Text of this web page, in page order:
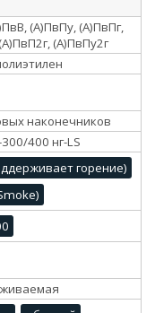
(А)ПвПу, (А)ПвПг,
(А)ПвПу2г
наконечников
400 нг-LS
горение)